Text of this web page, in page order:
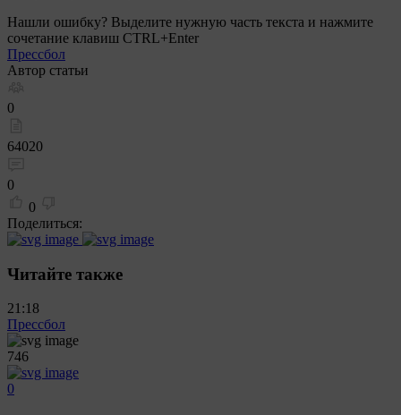
Нашли ошибку? Выделите нужную часть текста и нажмите
сочетание клавиш CTRL+Enter
Прессбол
Автор статьи
0
64020
0
0
Поделиться:
Читайте также
21:18
Прессбол
746
0